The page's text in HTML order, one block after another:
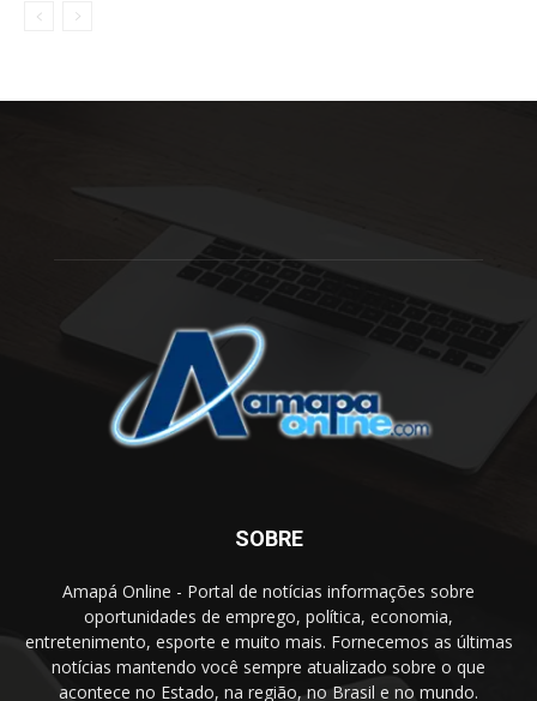
SOBRE
Amapá Online - Portal de notícias informações sobre
oportunidades de emprego, política, economia,
entretenimento, esporte e muito mais. Fornecemos as últimas
notícias mantendo você sempre atualizado sobre o que
acontece no Estado, na região, no Brasil e no mundo.